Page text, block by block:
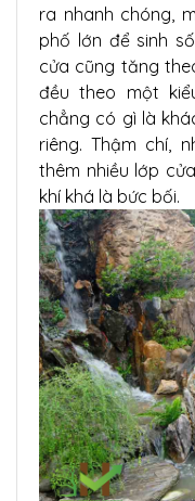
ra nhanh chóng,
phố lớn để sinh
cửa cũng tăng
đều theo một
chẳng có gì là
riêng. Thậm chí,
thêm nhiều lớp
khí khá là bức bối.